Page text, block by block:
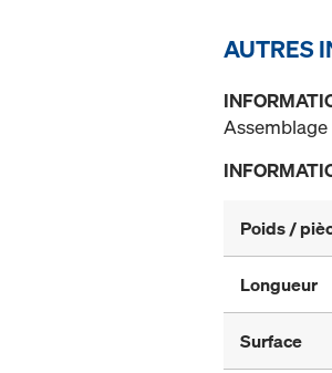
AUTRES
Poids /
Longueur
Surface